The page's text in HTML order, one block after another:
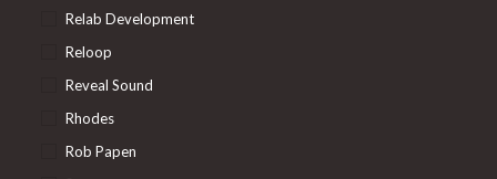
Relab Development
Reloop
Reveal Sound
Rhodes
Rob Papen